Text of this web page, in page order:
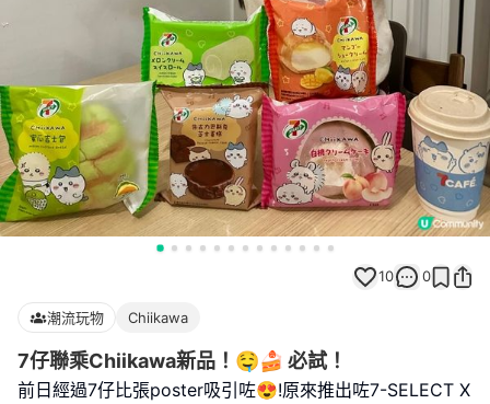
10 0
潮流玩物 Chiikawa
7仔聯乘Chiikawa新品！🤤🍰 必試！
前日經過7仔比張poster吸引咗😍!原來推出咗7-SELECT X